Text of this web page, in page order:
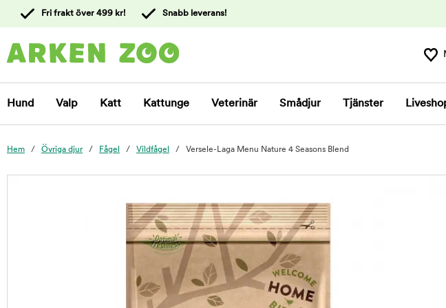
kundtjänst
Fri frakt över 499 kr! Snabb leverans!
Hund Valp Katt Kattunge Veterinär Smådjur Tjänster
Hem Övriga djur Fågel Vildfågel Versele-Laga Menu Nature 4 Seasons Blend